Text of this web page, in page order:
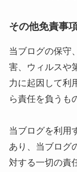
その他免責事
当ブログの保守
害、ウィルスや
力に起因して利
ら責任を負うも
当ブログを利用
あり、当ブログ
対する一切の責